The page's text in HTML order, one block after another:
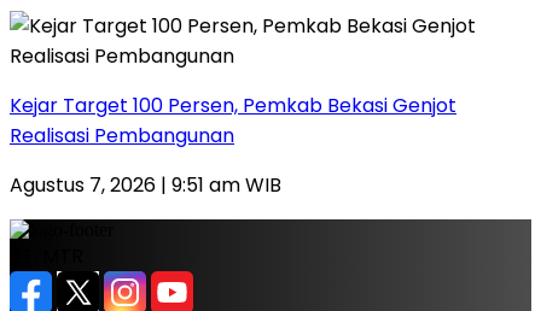
Kejar Target 100 Persen, Pemkab Bekasi Genjot
Realisasi Pembangunan
Agustus 7, 2026 | 9:51 am WIB